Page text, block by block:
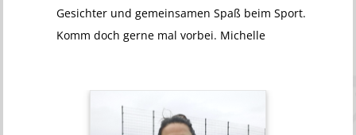
Gesichter und gemeinsamen Spaß beim Sport.
Komm doch gerne mal vorbei. Michelle